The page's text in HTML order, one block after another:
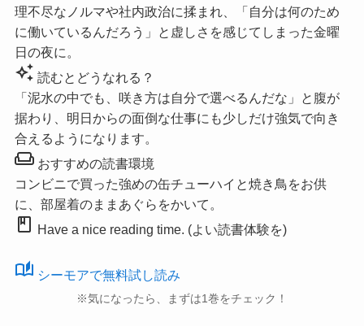
理不尽なノルマや社内政治に揉まれ、「自分は何のため
に働いているんだろう」と虚しさを感じてしまった金曜
日の夜に。
auto_awesome 読むとどうなれる？
「泥水の中でも、咲き方は自分で選べるんだな」と腹が
据わり、明日からの面倒な仕事にも少しだけ強気で向き
合えるようになります。
weekendおすすめの読書環境
コンビニで買った強めの缶チューハイと焼き鳥をお供
に、部屋着のままあぐらをかいて。
book Have a nice reading time. (よい読書体験を)
auto_stories シーモアで無料試し読み
※気になったら、まずは1巻をチェック！